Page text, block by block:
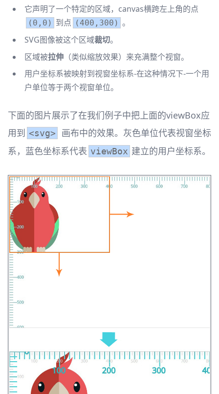
它声明了一个特定的区域，canvas横跨左上角的点
(0,0) 到点 (400,300) 。
SVG图像被这个区域裁切。
区域被拉伸（类似缩放效果）来充满整个视窗。
用户坐标系被映射到视窗坐标系-在这种情况下-一个用
户单位等于两个视窗单位。
下面的图片展示了在我们例子中把上面的viewBox应
用到 <svg>
画布中的效果。灰色单位代表视窗坐标
系，蓝色坐标系代表 viewBox 建立的用户坐标系。